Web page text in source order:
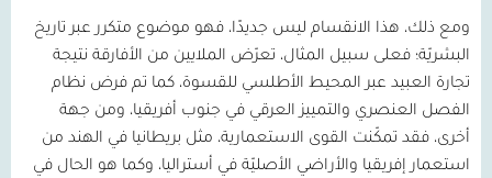
ومع ذلك، هذا الانقسام ليس جديدًا، فهو موضوع متكرر عبر تاريخ
البشريّة؛ فعلى سبيل المثال، تعرّض الملايين من الأفارقة نتيجة
تجارة العبيد عبر المحيط الأطلسي للقسوة، كما تم فرض نظام
الفصل العنصري والتمييز العرقي في جنوب أفريقيا، ومن جهة
أخرى، فقد تمكّنت القوى الاستعمارية، مثل بريطانيا في الهند من
استعمار إفريقيا والأراضي الأصليّة في أستراليا، وكما هو الحال في